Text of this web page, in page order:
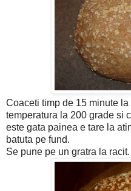
Coaceti timp de 15 minute
temperatura la 200 grade si
este gata painea e tare la
batuta pe fund.
Se pune pe un gratra la racit.